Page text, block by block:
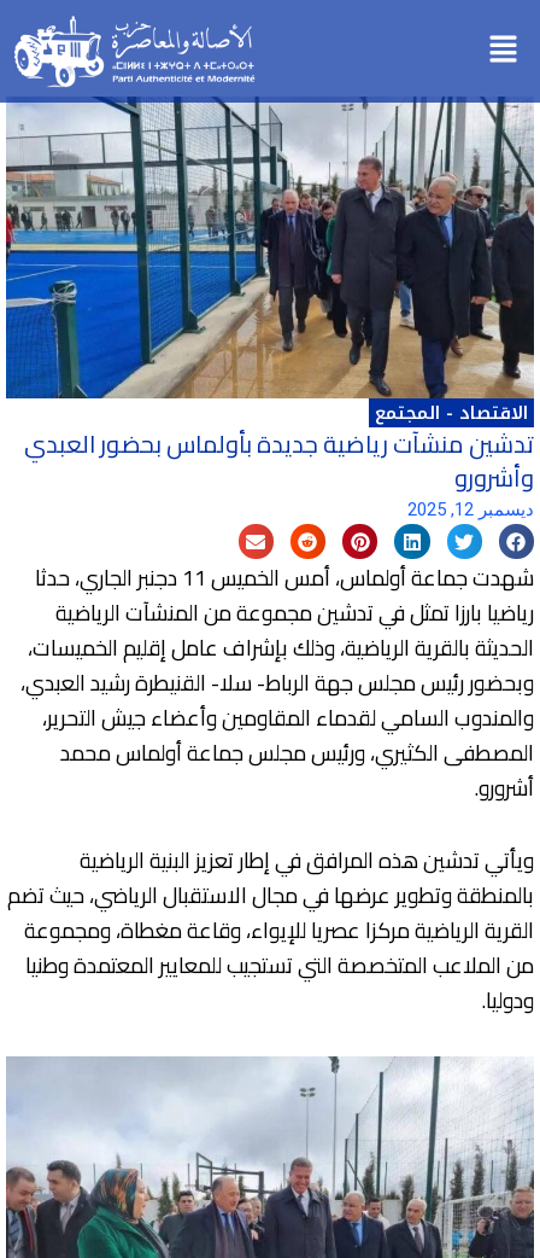
إلىMenu
الاقتصاد - المجتمع
تدشين منشآت رياضية جديدة بأولماس بحضور العبدي
وأشرورو
ديسمبر 12, 2025
شهدت جماعة أولماس، أمس الخميس 11 دجنبر الجاري، حدثا
رياضيا بارزا تمثل في تدشين مجموعة من المنشآت الرياضية
الحديثة بالقرية الرياضية، وذلك بإشراف عامل إقليم الخميسات،
وبحضور رئيس مجلس جهة الرباط- سلا- القنيطرة رشيد العبدي،
والمندوب السامي لقدماء المقاومين وأعضاء جيش التحرير،
المصطفى الكثيري، ورئيس مجلس جماعة أولماس محمد
أشرورو.
ويأتي تدشين هذه المرافق في إطار تعزيز البنية الرياضية
بالمنطقة وتطوير عرضها في مجال الاستقبال الرياضي، حيث تضم
القرية الرياضية مركزا عصريا للإيواء، وقاعة مغطاة، ومجموعة
من الملاعب المتخصصة التي تستجيب للمعايير المعتمدة وطنيا
ودوليا.